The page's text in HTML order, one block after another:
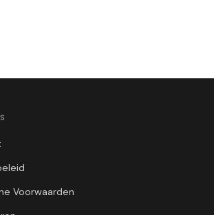
Voorwaarden